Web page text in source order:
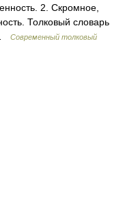
2. Скромное,
Толковый словарь
Современный толковый